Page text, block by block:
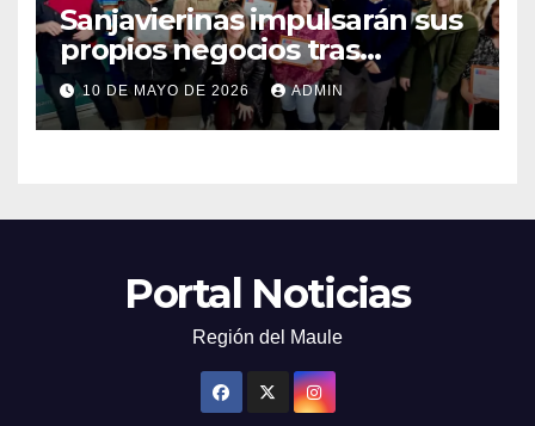
Sanjavierinas impulsarán sus
propios negocios tras
capacitarse junto al FOSIS
10 DE MAYO DE 2026 ADMIN
Portal Noticias
Región del Maule